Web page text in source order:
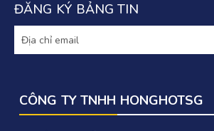
ĐĂNG KÝ BẢNG TIN
CÔNG TY TNHH HONGHOTSG